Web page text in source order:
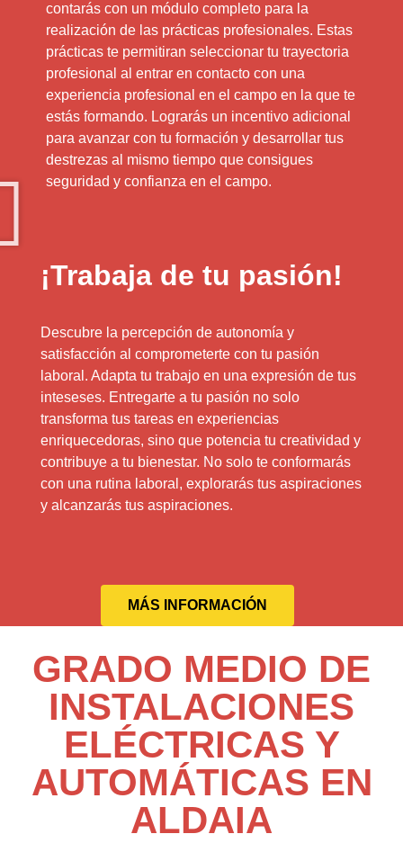
contarás con un módulo completo para la
realización de las prácticas profesionales. Estas
prácticas te permitiran seleccionar tu trayectoria
profesional al entrar en contacto con una
experiencia profesional en el campo en la que te
estás formando. Lograrás un incentivo adicional
para avanzar con tu formación y desarrollar tus
destrezas al mismo tiempo que consigues
seguridad y confianza en el campo.
¡Trabaja de tu pasión!
Descubre la percepción de autonomía y
satisfacción al comprometerte con tu pasión
laboral. Adapta tu trabajo en una expresión de tus
inteseses. Entregarte a tu pasión no solo
transforma tus tareas en experiencias
enriquecedoras, sino que potencia tu creatividad y
contribuye a tu bienestar. No solo te conformarás
con una rutina laboral, explorarás tus aspiraciones
y alcanzarás tus aspiraciones.
MÁS INFORMACIÓN
GRADO MEDIO DE
INSTALACIONES
ELÉCTRICAS Y
AUTOMÁTICAS EN
ALDAIA